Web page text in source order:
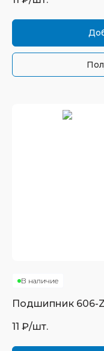
В наличие
Подшипник 606-
11 ₽/шт.